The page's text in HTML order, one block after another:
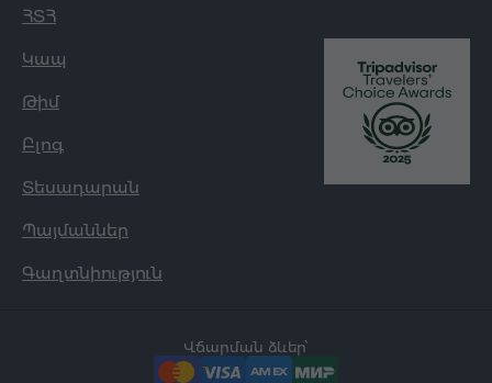
ՀՏՀ
Կապ
Թիմ
Բլոգ
Տեսադարան
Պայմաններ
Գաղտնիություն
Վճարման ձևեր՝